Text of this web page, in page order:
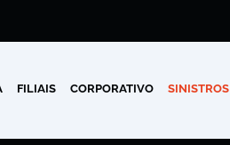
FILIAIS CORPORATIVO SINISTROS